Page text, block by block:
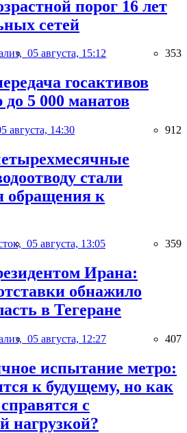
порог 16 лет
сетей
05 августа, 15:12 353
госактивов
5 000 манатов
августа, 14:30 912
стали
обращения к
05 августа, 13:05 359
Ирана:
обнажило
в Тегеране
05 августа, 12:27 407
испытание метро:
к будущему, но как
с
нагрузкой?